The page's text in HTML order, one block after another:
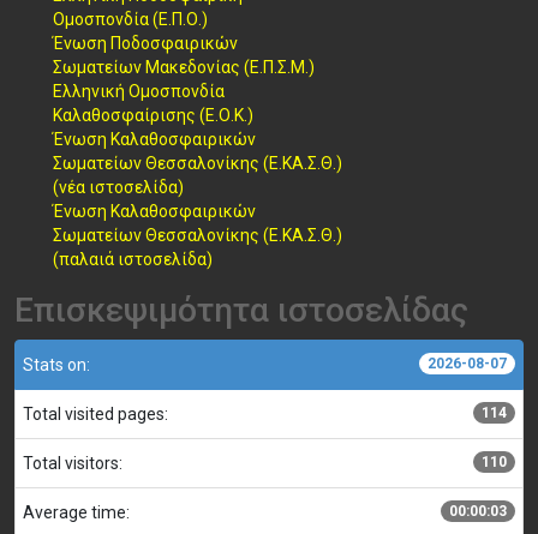
Ομοσπονδία (Ε.Π.Ο.)
Ένωση Ποδοσφαιρικών
Σωματείων Μακεδονίας (Ε.Π.Σ.Μ.)
Ελληνική Ομοσπονδία
Καλαθοσφαίρισης (Ε.Ο.Κ.)
Ένωση Καλαθοσφαιρικών
Σωματείων Θεσσαλονίκης (Ε.ΚΑ.Σ.Θ.)
(νέα ιστοσελίδα)
Ένωση Καλαθοσφαιρικών
Σωματείων Θεσσαλονίκης (Ε.ΚΑ.Σ.Θ.)
(παλαιά ιστοσελίδα)
Επισκεψιμότητα ιστοσελίδας
Stats on: 2026-08-07
Total visited pages: 114
Total visitors: 110
Average time: 00:00:03